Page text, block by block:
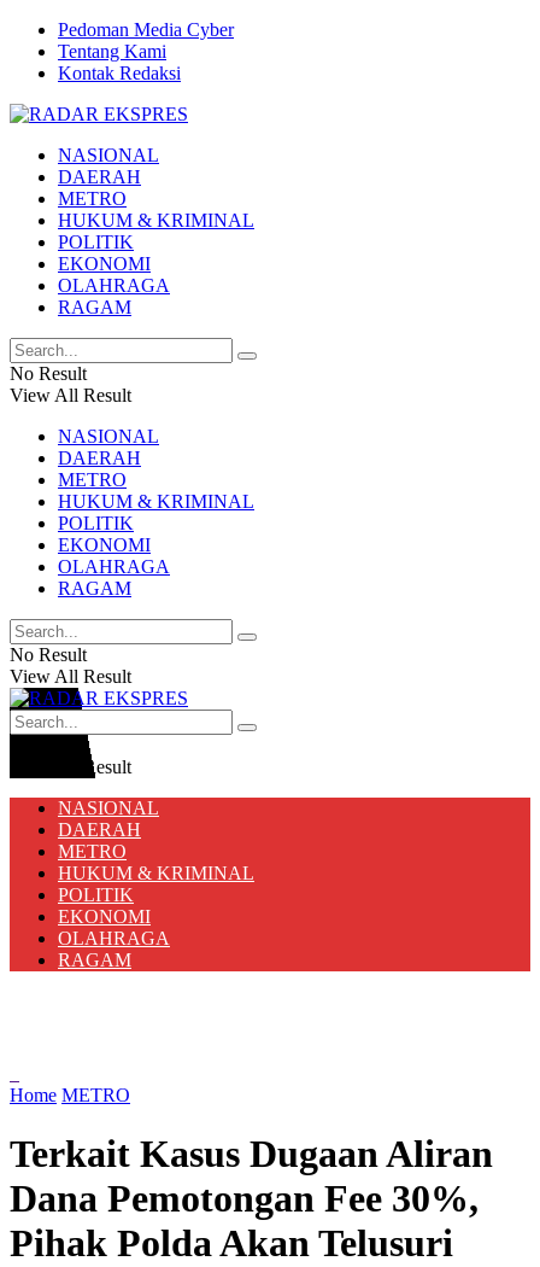
Pedoman Media Cyber
Tentang Kami
Kontak Redaksi
NASIONAL
DAERAH
METRO
HUKUM & KRIMINAL
POLITIK
EKONOMI
OLAHRAGA
RAGAM
No Result
View All Result
NASIONAL
DAERAH
METRO
HUKUM & KRIMINAL
POLITIK
EKONOMI
OLAHRAGA
RAGAM
No Result
View All Result
View All Result
NASIONAL
DAERAH
METRO
HUKUM & KRIMINAL
POLITIK
EKONOMI
OLAHRAGA
RAGAM
Home METRO
Terkait Kasus Dugaan Aliran
Dana Pemotongan Fee 30%,
Pihak Polda Akan Telusuri